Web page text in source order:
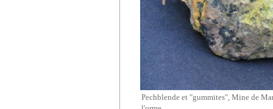
Pechblende et "gummites", Mine de